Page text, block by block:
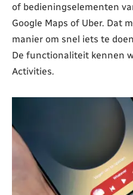
of bedieningselementen
Google Maps of Uber. Dat
manier om snel iets te
De functionaliteit kennen
Activities.